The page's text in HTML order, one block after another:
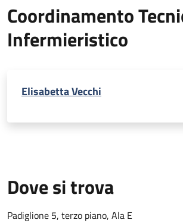
Coordinamento
Infermieristico
Elisabetta Vecchi
Dove si trova
Padiglione 5, terzo piano, Ala E